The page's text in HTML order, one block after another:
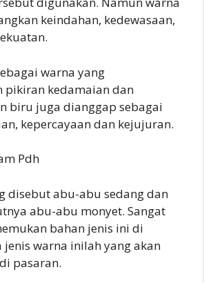
keindahan, kedewasaan,
warna yang
pikiran kedamaian dan
biru juga dianggap sebagai
kepercayaan dan kejujuran.
disebut abu-abu sedang dan
abu-abu monyet. Sangat
bahan jenis ini di
jenis warna inilah yang akan
pasaran.